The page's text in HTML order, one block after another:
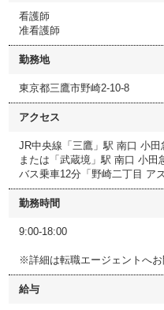
看護師
准看護師
勤務地
東京都三鷹市野崎2-10-8
アクセス
JR中央線「三鷹」駅 南口 小
または「武蔵境」駅 南口 小田
バス乗車12分「野崎二丁目 ア
勤務時間
9:00-18:00
※詳細は転職エージェントへお
給与